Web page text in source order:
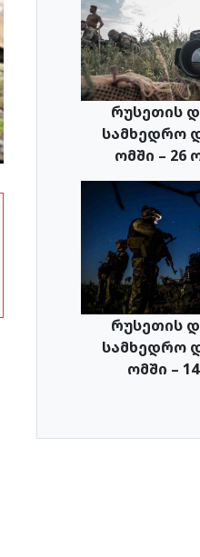
რუსეთის
სამხედრო
ომში – 26
რუსეთის
სამხედრო
ომში –